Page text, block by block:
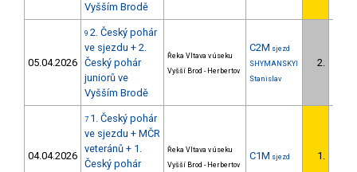
Vyšším Brodě
05.04.2026
9 2. Český pohár
ve sjezdu + 2.
Český pohár
juniorů ve
Vyšším Brodě
Řeka Vltava v úseku
Vyšší Brod - Herbertov
C2M sjezd
SHYMANSKYI
Stanislav
2.
04.04.2026
7 1. Český pohár
ve sjezdu + MČR
veteránů + 1.
Český pohár
Řeka Vltava v úseku
Vyšší Brod - Herbertov
C1M sjezd 1.